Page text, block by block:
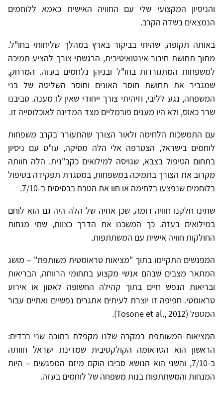
והניסיון המקצועי שלי עם החוויה האישית כאמא ללוחמים
הנמצאים בשדה הקרב.
באותה תקופה, שהיתי בביקור בארץ במהלך שליחותי בחו"ל.
מתוך תחושת חיבור אינטואיטיבית, הרגשתי צורך להציע תמיכה
למשפחות המתגוררות בחו"ל ובניהן נלחמים בעזה. המרחק,
שמגביר את תחושת חוסר האונים וחוסר השליטה של בני
המשפחה, נגע לליבי, וזיהיתי צורך ייחודי שאין לו מענה. סביבנו
שרר כאוס, ולא היו מענים פורמליים מצד המדינה לאוכלוסייה זו.
עם התמשכות הלחימה ולאור הצורך שהתעורר בקרב משפחות
לוחמים בישראל, הצטרפה אלי הלה מסיקה, עו"ס עם ניסיון
בתחום הטיפול בצבא, שגויסה למילואים כקב"נית. הלה חוותה
מקרוב את הצורך בתמיכה במשפחות, במסגרת תפקידה בטיפול
בלוחמים שנפצעו בלחימה או חוו את הטבח בבסיסים ב-7/10.
שתינו חלקנו חוויה דומה, שכן אחיה של הלה היה גם הוא לוחם
במילואים בעזה. כך המשכנו את הדרך כצוות, שתי מנחות
החולקות חוויה אישית עם המשתתפות.
המפגשים התקיימו בתוך "מציאות טראומטית משותפת" – מושג
המתאר מצבים שבהם אנשי מקצוע בתחומי הרווחה, הבריאות
ובריאות הנפש חיים בתוך קהילה החשופה לאסון או אירוע
טראומטי. חפיפה זו יוצרת לעיתים אתגרים נפשיים ואתיים עבור
המטפל (Tosone et al., 2012).
המציאות המשותפת במקרה שלנו מקפלת בתוכה שני רבדים:
הראשון הוא הטראומה הקולקטיבית שמדינת ישראל חוותה
ב-7/10, והשני הוא הנושא סביבו הוקם מיזם המפגשים – היות
המנחות והמשתתפות בנות משפחה של לוחמים בעזה.